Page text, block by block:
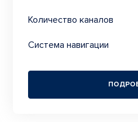
Количество каналов
Система навигации